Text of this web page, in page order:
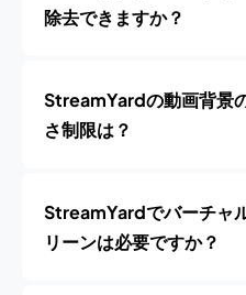
除去できますか？
StreamYardの動画背景
さ制限は？
StreamYardでバーチャ
リーンは必要ですか？